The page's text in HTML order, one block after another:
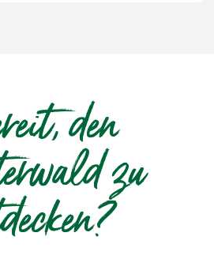
den
zu